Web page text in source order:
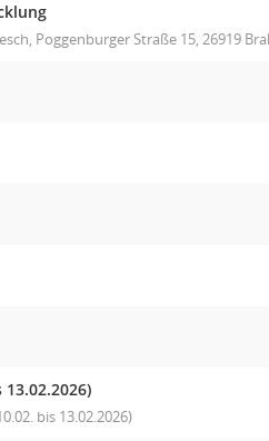
Poggenburger Straße 15, 26919
13.02.2026)
bis 13.02.2026)